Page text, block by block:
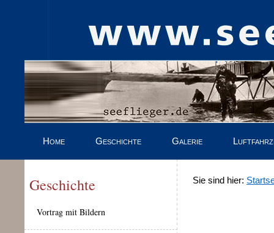
Home Geschichte Galerie
Geschichte
Vortrag mit Bildern
Sie sind hier: